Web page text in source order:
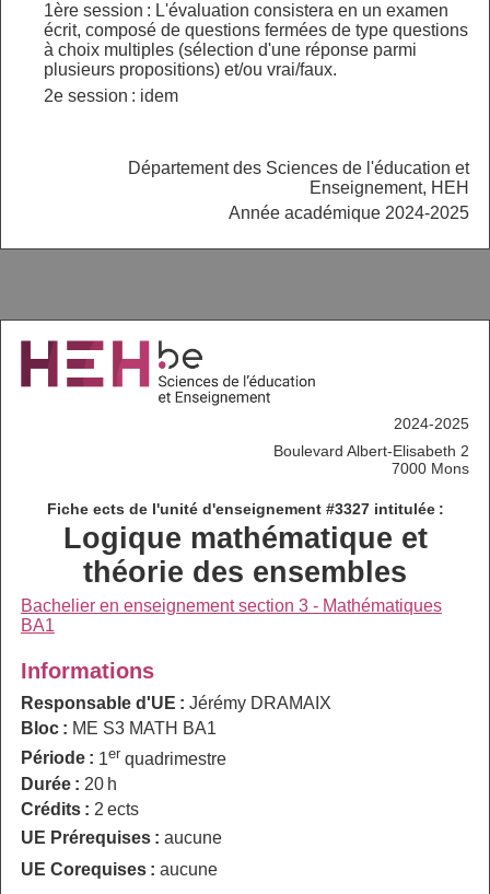
1ère session : L'évaluation consistera en un examen
écrit, composé de questions fermées de type questions
à choix multiples (sélection d'une réponse parmi
plusieurs propositions) et/ou vrai/faux.
2e session : idem
Département des Sciences de l'éducation et
Enseignement, HEH
Année académique 2024-2025
2024-2025
Boulevard Albert-Elisabeth 2
7000 Mons
Fiche ects de l'unité d'enseignement #3327 intitulée :
Logique mathématique et
théorie des ensembles
Bachelier en enseignement section 3 - Mathématiques
BA1
Informations
Responsable d'UE : Jérémy DRAMAIX
Bloc : ME S3 MATH BA1
Période : 1er quadrimestre
Durée : 20 h
Crédits : 2 ects
UE Prérequises : aucune
UE Corequises : aucune